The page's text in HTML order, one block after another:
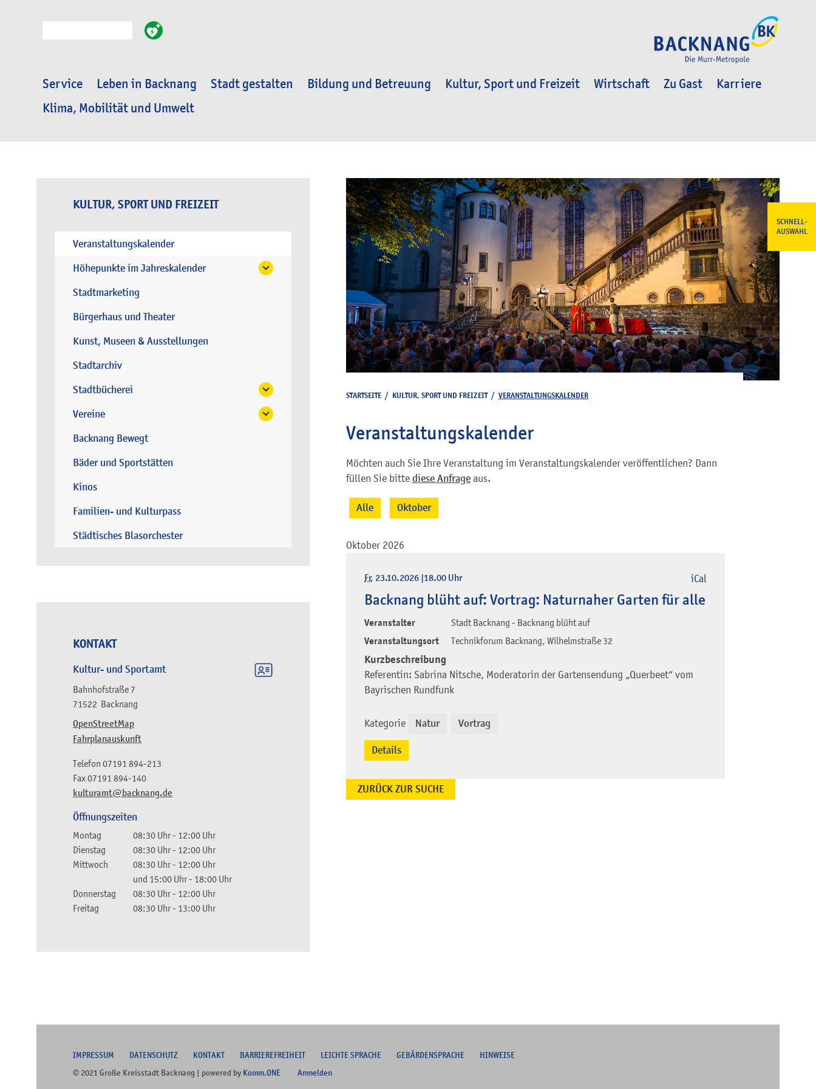
Service Leben in Backnang Stadt gestalten Bildung und Betreuung Kultur, Sport und Freizeit Wirtschaft Zu Gast
Karriere
Klima, Mobilität und Umwelt
SCHNELL-
AUSWAHL
KULTUR, SPORT UND FREIZEIT
Veranstaltungskalender
Höhepunkte im Jahreskalender
Stadtmarketing
Bürgerhaus und Theater
Kunst, Museen & Ausstellungen
Stadtarchiv
Stadtbücherei
Vereine
Backnang Bewegt
Bäder und Sportstätten
Kinos
Familien- und Kulturpass
Städtisches Blasorchester
KONTAKT
Kultur- und Sportamt
Bahnhofstraße 7
71522 Backnang
OpenStreetMap
Fahrplanauskunft
kulturamt@backnang.de
Telefon 07191 894-213
Fax07191 894-140
Öffnungszeiten
Montag 08:30 Uhr- 12:00 Uhr
Dienstag
08:30 Uhr- 12:00 Uhr
Mittwoch
08:30 Uhr- 12:00 Uhr
und 15:00 Uhr- 18:00 Uhr
Donnerstag
08:30 Uhr- 12:00 Uhr
Freitag
08:30 Uhr- 13:00 Uhr
STARTSEITE / KULTUR, SPORT UND FREIZEIT/ VERANSTALTUNGSKALENDER
Veranstaltungskalender
Möchten auch Sie Ihre Veranstaltung im Veranstaltungskalender veröffentlichen? Dann
füllen Sie bitte diese Anfrage aus.
Alle Oktober
Oktober 2026
Fr, 23.10.2026 |18.00 Uhr
Backnang blüht auf: Vortrag: Naturnaher Garten für alle
Veranstalter Stadt Backnang - Backnang blüht auf
Veranstaltungsort Technikforum Backnang, Wilhelmstraße 32
Kurzbeschreibung
Referentin: Sabrina Nitsche, Moderatorin der Gartensendung „Querbeet“ vom
Bayrischen Rundfunk
Kategorie Natur Vortrag
iCal
Details
ZURÜCK ZUR SUCHE
IMPRESSUM DATENSCHUTZ KONTAKT BARRIEREFREIHEIT LEICHTE SPRACHE GEBÄRDENSPRACHE
HINWEISE
© 2021 Große Kreisstadt Backnang | powered by Komm.ONE Anmelden